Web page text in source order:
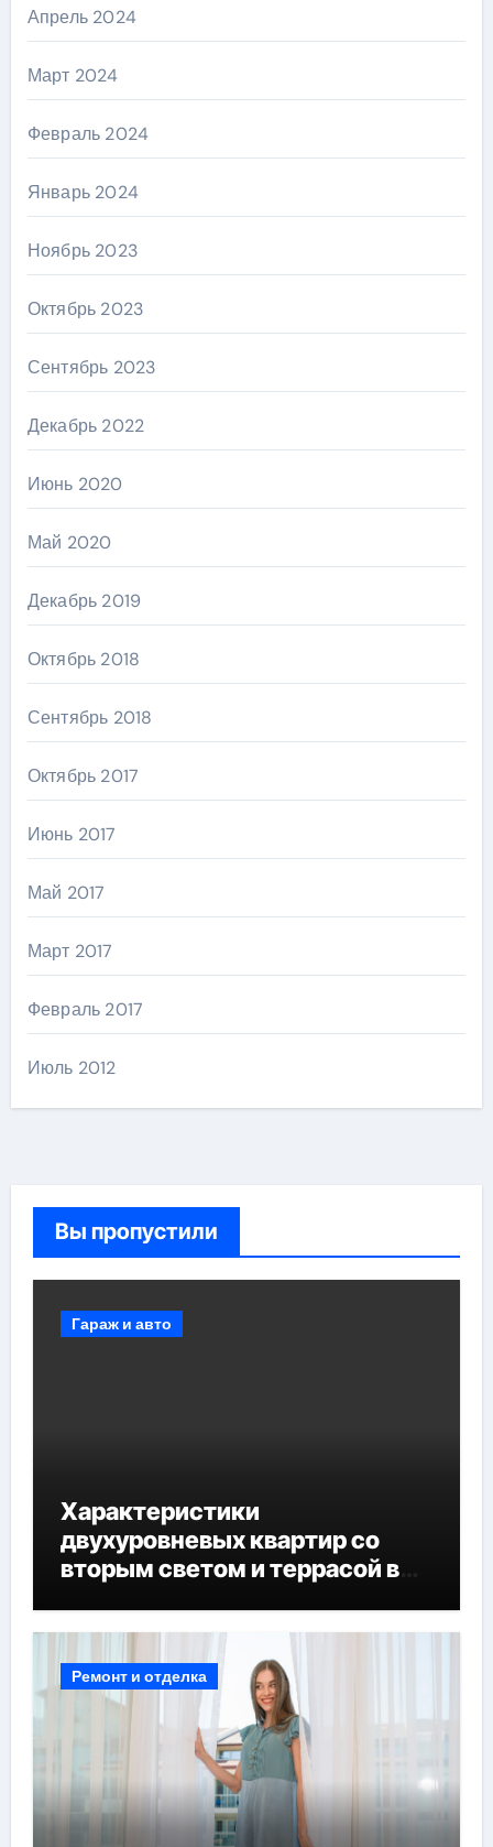
Апрель 2024
Март 2024
Февраль 2024
Январь 2024
Ноябрь 2023
Октябрь 2023
Сентябрь 2023
Декабрь 2022
Июнь 2020
Май 2020
Декабрь 2019
Октябрь 2018
Сентябрь 2018
Октябрь 2017
Июнь 2017
Май 2017
Март 2017
Февраль 2017
Июль 2012
Вы пропустили
Гараж и авто
Характеристики
двухуровневых квартир со
вторым светом и террасой в
Ремонт и отделка